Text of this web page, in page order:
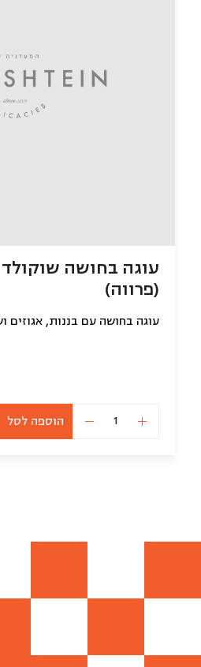
עוגה בחושה שוקולד
(פרווה)
עוגה בחושה עם בננות, אגוזים
כמות
של
הוספה לסל